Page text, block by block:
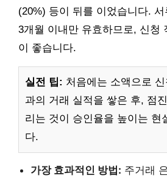
(20%) 등이 뒤를 이었습니다. 서
3개월 이내만 유효하므로, 신청
이 좋습니다.
실전 팁: 처음에는 소액으로
과의 거래 실적을 쌓은 후, 점
리는 것이 승인율을 높이는 현
다.
가장 효과적인 방법: 주거래